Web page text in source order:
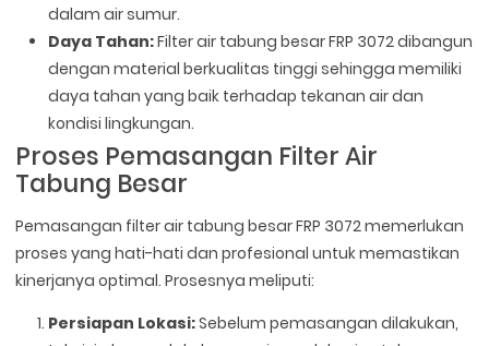
dalam air sumur.
Daya Tahan:Filter air tabung besar FRP 3072 dibangun
dengan material berkualitas tinggi sehingga memiliki
daya tahan yang baik terhadap tekanan air dan
kondisi lingkungan.
Proses Pemasangan Filter Air
Tabung Besar
Pemasangan filter air tabung besar FRP 3072 memerlukan
proses yang hati-hati dan profesional untuk memastikan
kinerjanya optimal. Prosesnya meliputi:
Persiapan Lokasi:Sebelum pemasangan dilakukan,